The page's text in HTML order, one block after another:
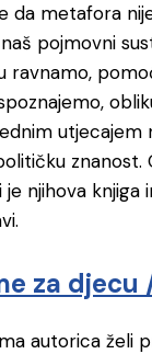
da metafora
pojmovni
njihova
za djecu
autorica želi